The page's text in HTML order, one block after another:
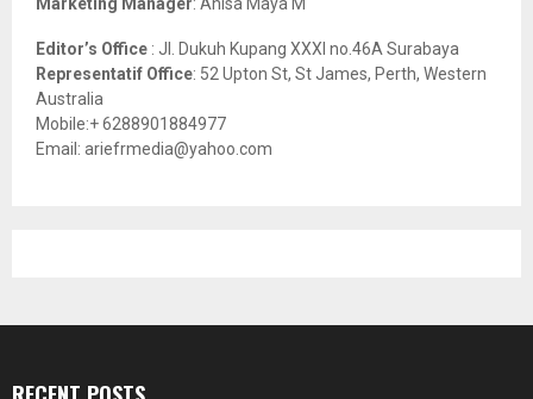
Editor’s Office : Jl. Dukuh Kupang XXXI no.46A Surabaya
Representatif Office: 52 Upton St, St James, Perth, Western
Australia
Mobile:+ 6288901884977
Email: ariefrmedia@yahoo.com